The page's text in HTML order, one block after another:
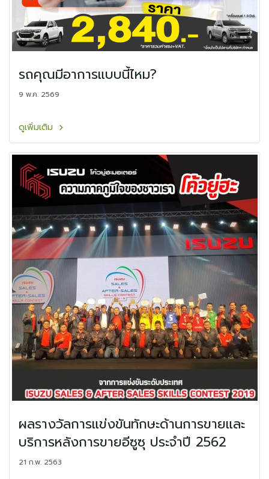
รถคุณมีอาการแบบนี้ไหม?
9 พ.ค. 2569
ดูเพิ่มเติม
ผลรางวัลการแข่งขันทักษะด้านการขายและ
บริการหลังการขายอีซูซุ ประจำปี 2562
21 ก.พ. 2563